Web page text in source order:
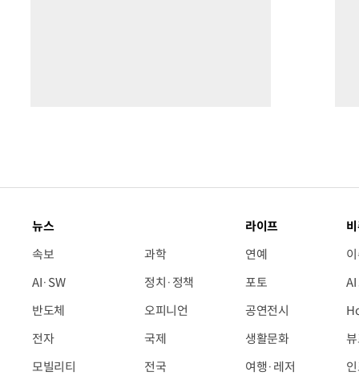
뉴스
속보
AI·SW
반도체
전자
모빌리티
과학
정치·정책
오피니언
국제
전국
라이프
연예
포토
공연전시
생활문화
여행·레저